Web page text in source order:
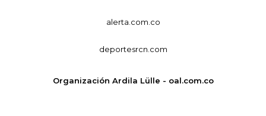
alerta.com.co
deportesrcn.com
Organización Ardila Lülle - oal.com.co